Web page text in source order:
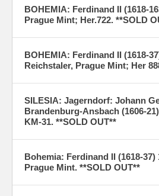
BOHEMIA: Ferdinand II (1618-
Prague Mint; Her.722. **SOLD
BOHEMIA: Ferdinand II (1618-
Reichstaler, Prague Mint; Her
SILESIA: Jagerndorf: Johann
Brandenburg-Ansbach (1606-
KM-31. **SOLD OUT**
Bohemia: Ferdinand II (1618-37)
Prague Mint. **SOLD OUT**